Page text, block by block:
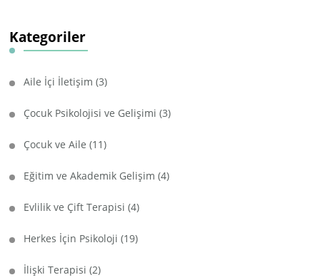
Kategoriler
Aile İçi İletişim (3)
Çocuk Psikolojisi ve Gelişimi (3)
Çocuk ve Aile (11)
Eğitim ve Akademik Gelişim (4)
Evlilik ve Çift Terapisi (4)
Herkes İçin Psikoloji (19)
İlişki Terapisi (2)